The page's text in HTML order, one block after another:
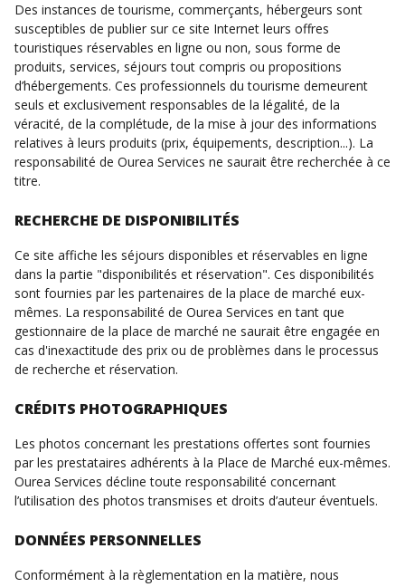
Des instances de tourisme, commerçants, hébergeurs sont
susceptibles de publier sur ce site Internet leurs offres
touristiques réservables en ligne ou non, sous forme de
produits, services, séjours tout compris ou propositions
d’hébergements. Ces professionnels du tourisme demeurent
seuls et exclusivement responsables de la légalité, de la
véracité, de la complétude, de la mise à jour des informations
relatives à leurs produits (prix, équipements, description...). La
responsabilité de Ourea Services ne saurait être recherchée à ce
titre.
RECHERCHE DE DISPONIBILITÉS
Ce site affiche les séjours disponibles et réservables en ligne
dans la partie "disponibilités et réservation". Ces disponibilités
sont fournies par les partenaires de la place de marché eux-
mêmes. La responsabilité de Ourea Services en tant que
gestionnaire de la place de marché ne saurait être engagée en
cas d'inexactitude des prix ou de problèmes dans le processus
de recherche et réservation.
CRÉDITS PHOTOGRAPHIQUES
Les photos concernant les prestations offertes sont fournies
par les prestataires adhérents à la Place de Marché eux-mêmes.
Ourea Services décline toute responsabilité concernant
l’utilisation des photos transmises et droits d’auteur éventuels.
DONNÉES PERSONNELLES
Conformément à la règlementation en la matière, nous